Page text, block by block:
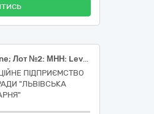
Лот №1: МНН: Amantadine; Лот №2: МНН: Levodopa, decarboxylase inhibitor and COMT inhibitor
ПІДПРИЄМСТВО
"ЛЬВІВСЬКА